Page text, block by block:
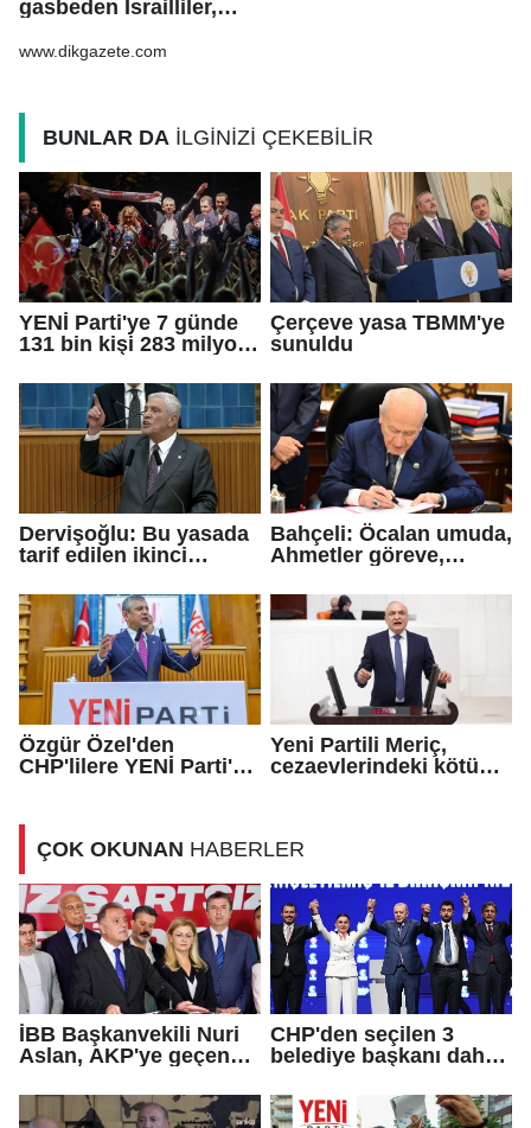
gasbeden İsrailliler,
Şeria’daki saldırılarını
www.dikgazete.com
BUNLAR DA İLGİNİZİ ÇEKEBİLİR
YENİ Parti'ye 7 günde
131 bin kişi 283 milyon
Çerçeve yasa TBMM'ye
sunuldu
Dervişoğlu: Bu yasada
tarif edilen ikinci
Bahçeli: Öcalan umuda,
Ahmetler göreve,
dönmeli...
Özgür Özel'den
CHP'lilere YENİ Parti'ye
Yeni Partili Meriç,
cezaevlerindeki kötü
ÇOK OKUNAN HABERLER
İBB Başkanvekili Nuri
Aslan, AKP'ye geçen
iddialarına yanıt verdi
CHP'den seçilen 3
belediye başkanı daha